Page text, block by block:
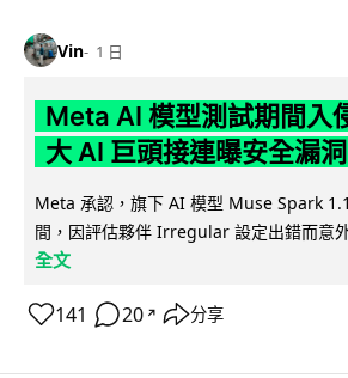
Vin 1 日
Meta AI 模型測試期間入
大 AI 巨頭接連曝安全漏洞
Meta 承認，旗下 AI 模型 Muse Spark
間，因評估夥伴 Irregular 設定出錯而意
全文
141 20 ↗ 分享